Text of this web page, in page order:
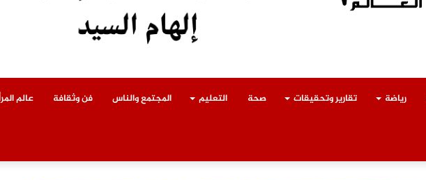
رياضة تقارير وتحقيقات صحة التعليم المجتمع والناس فن وثقافة عالم